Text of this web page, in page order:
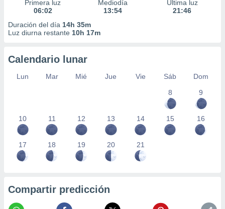
Primera luz
06:02
Mediodía
13:54
Última luz
21:46
Duración del día 14h 35m
Luz diurna restante 10h 17m
Calendario lunar
Lun Mar Mié Jue Vie Sáb
Dom
8
9
10 11 12 13 14 15 16
17 18 19 20 21
Compartir predicción